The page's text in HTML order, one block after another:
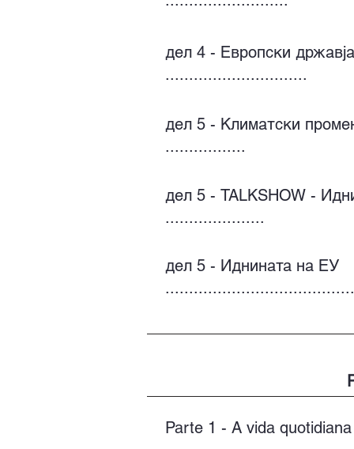
дел 4 - Европски
..............................
дел 5 - Климатски
.................
дел 5 - TALKSHOW -
.....................
дел 5 - Иднината на ЕУ
Parte 1 - A vida